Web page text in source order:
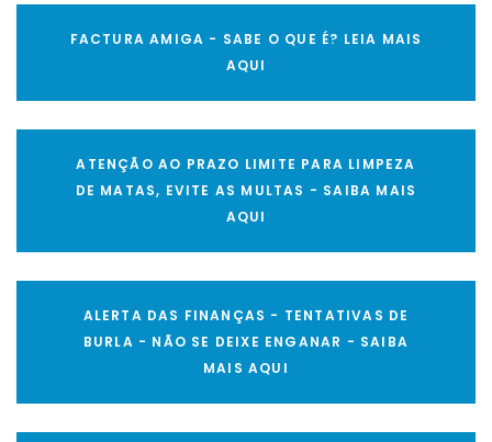
FACTURA AMIGA - SABE O QUE É? LEIA MAIS
AQUI
ATENÇÃO AO PRAZO LIMITE PARA LIMPEZA
DE MATAS, EVITE AS MULTAS - SAIBA MAIS
AQUI
ALERTA DAS FINANÇAS - TENTATIVAS DE
BURLA - NÃO SE DEIXE ENGANAR - SAIBA
MAIS AQUI